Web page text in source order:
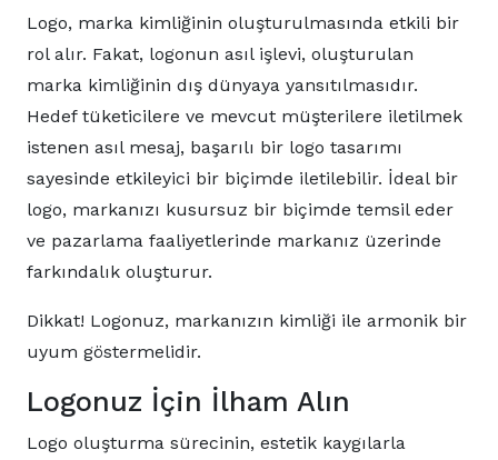
Logo, marka kimliğinin oluşturulmasında etkili bir
rol alır. Fakat, logonun asıl işlevi, oluşturulan
marka kimliğinin dış dünyaya yansıtılmasıdır.
Hedef tüketicilere ve mevcut müşterilere iletilmek
istenen asıl mesaj, başarılı bir logo tasarımı
sayesinde etkileyici bir biçimde iletilebilir. İdeal bir
logo, markanızı kusursuz bir biçimde temsil eder
ve pazarlama faaliyetlerinde markanız üzerinde
farkındalık oluşturur.
Dikkat! Logonuz, markanızın kimliği ile armonik bir
uyum göstermelidir.
Logonuz İçin İlham Alın
Logo oluşturma sürecinin, estetik kaygılarla